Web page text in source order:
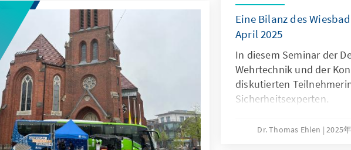
Eine Bilanz des
April 2025
In diesem Seminar der
Wehrtechnik und der
diskutierten
Sicherheitsexperten.
Dr. Thomas Ehlen 2025